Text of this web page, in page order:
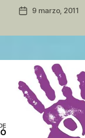
Autor
de
entrada
e
e
Fecha9 marzo, 2011